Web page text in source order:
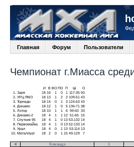
Главная Форум Пользователи
Чемпионат г.Миасса
И В ВО ПО П
О
1.
Заря 18 16 1 0 1 117-35 50
2. УРЦ ЯМЗ 18 13 1 2 2 109-51 43
3. Торпедо 18 14 0 1 3 124-63 43
4.
Динамо 18 12 1 0 5 136-71 38
5. Лотор 18 10 1 1 6 99-50 33
6.
Динамо-2 18 4 1 1 12 51-65 15
7. Спутник 95 18 4 1 0 13 53-132 14
8.
Первомайка 18 4 1 0 13 52-133 14
9. Урал 18 4 0 1 13 53-114 13
10.
Металлург 18 2 0 1 15 49-129 7
# Команда 1